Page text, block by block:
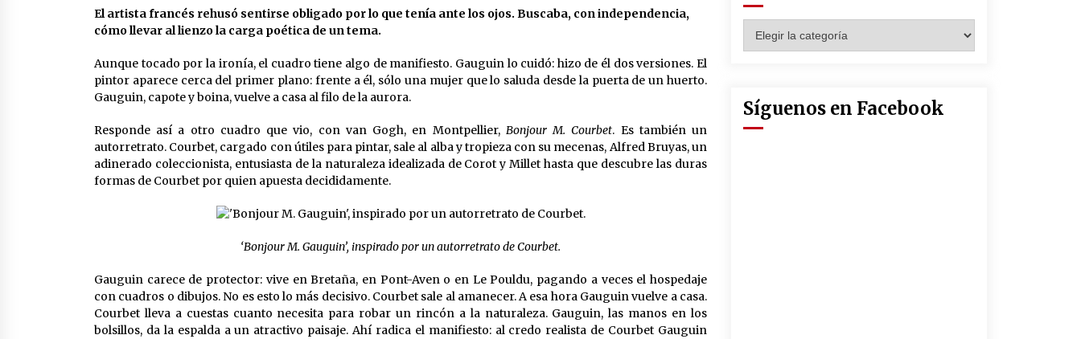
partido
17 de mayo de 2022 13 de mayo de 2022 13 de mayo de 2022
Semidesnudos, trasparencias y
batas de cola en la Feria de Abril
7 de mayo de 2022
se repondrán cuando desaparezca
el riesgo de lluvia
Muere el cardenal Carlos Amigo
Todos los cortes de tráfico por la
Feria de Sevilla 2022: del jueves 28
de abril al 8 de mayo
26 de abril de 2022
El cultivo casero de marihuana deja
sin luz dos meses a 256 familias en
Sevilla
22 de abril de 2022
El artista francés rehusó sentirse obligado por lo que tenía ante los ojos. Buscaba, con independencia,
cómo llevar al lienzo la carga poética de un tema.
Aunque tocado por la ironía, el cuadro tiene algo de manifiesto. Gauguin lo cuidó: hizo de él dos versiones. El
pintor aparece cerca del primer plano: frente a él, sólo una mujer que lo saluda desde la puerta de un huerto.
Gauguin, capote y boina, vuelve a casa al filo de la aurora.
Responde así a otro cuadro que vio, con van Gogh, en Montpellier, Bonjour M. Courbet. Es también un
autorretrato. Courbet, cargado con útiles para pintar, sale al alba y tropieza con su mecenas, Alfred Bruyas, un
adinerado coleccionista, entusiasta de la naturaleza idealizada de Corot y Millet hasta que descubre las duras
formas de Courbet por quien apuesta decididamente.
‘Bonjour M. Gauguin’, inspirado por un autorretrato de Courbet.
Gauguin carece de protector: vive en Bretaña, en Pont-Aven o en Le Pouldu, pagando a veces el hospedaje
con cuadros o dibujos. No es esto lo más decisivo. Courbet sale al amanecer. A esa hora Gauguin vuelve a casa.
Courbet lleva a cuestas cuanto necesita para robar un rincón a la naturaleza. Gauguin, las manos en los
bolsillos, da la espalda a un atractivo paisaje. Ahí radica el manifiesto: al credo realista de Courbet Gauguin
Síguenos en Facebook